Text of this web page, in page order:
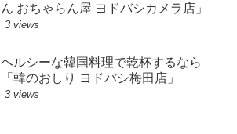
ん おちゃらん屋 ヨドバシカメラ店」
3 views
ヘルシーな韓国料理で乾杯するなら
「韓のおしり ヨドバシ梅田店」
3 views